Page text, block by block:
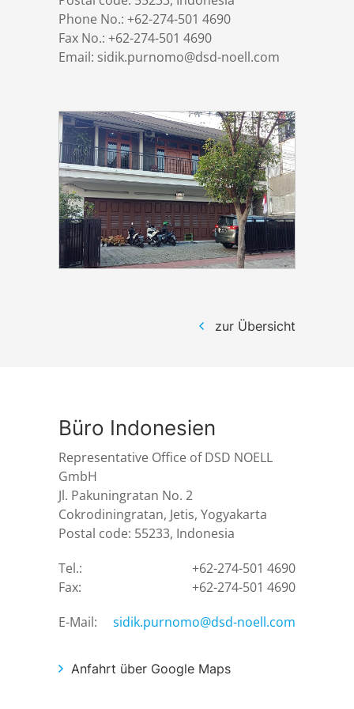
Standorte
Zertifikate / Qualität
Design
Fertigung
Montage
Inbetriebnahme
Verschlusskörper
Antriebe
Steuerungen
Druckrohrleitungen
Rechen
Bewegliche Brücken
DSD Aktuell
Karriere
Download
Kontakt
Datenschutz
Impressum
Phone No.: +62-274-501 4690
Fax No.: +62-274-501 4690
Email: sidik.purnomo@dsd-noell.com
zur Übersicht
Büro Indonesien
Representative Office of DSD NOELL
GmbH
Jl. Pakuningratan No. 2
Cokrodiningratan, Jetis, Yogyakarta
Postal code: 55233, Indonesia
Tel.:
Fax:
+62-274-501 4690
+62-274-501 4690
E-Mail:
sidik.purnomo@dsd-noell.com
Anfahrt über Google Maps